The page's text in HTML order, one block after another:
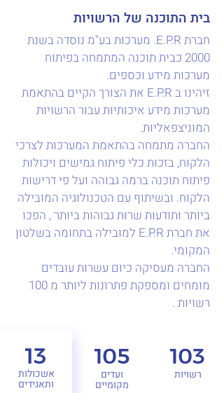
בית התוכנה של הרשויות
חברת E.P.R. מערכות בע"מ נוסדה בשנת
2000 כבית תוכנה המתמחה בפיתוח
מערכות מידע וכספים.
זיהינו ב E.P.R את הצורך הקיים בהתאמת
מערכות מידע איכותיות עבור הרשויות
המוניצפאליות.
החברה מתמחה בהתאמת המערכות לצרכי
הלקוח, בזכות כלי פיתוח גמישים ויכולות
פיתוח תוכנה ברמה גבוהה ועל פי דרישות
הלקוח. ובשיתוף עם הטכנולוגיה המובילה
ביותר ותודעות שרות גבוהות ביותר , הפכו
את חברת E.P.R למובילה בתחומה בשלטון
המקומי.
החברה מעסיקה כיום עשרות עובדים
מומחים ומספקת פתרונות ליותר מ 100
רשויות .
105 103
13
ועדים
מקומיים
רשויות אשכולות
ותאגידים